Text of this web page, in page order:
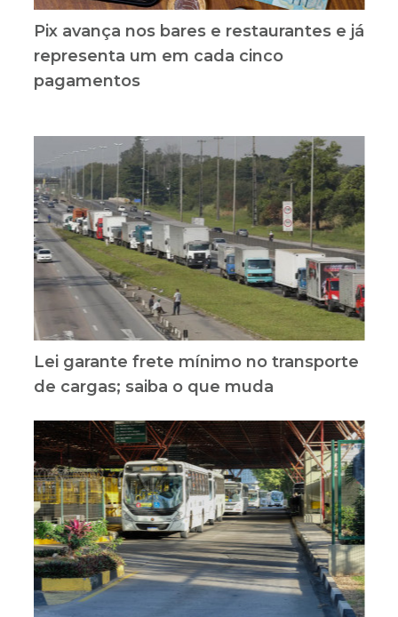
Pix avança nos bares e restaurantes e já
representa um em cada cinco
pagamentos
Lei garante frete mínimo no transporte
de cargas; saiba o que muda